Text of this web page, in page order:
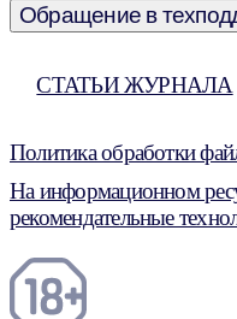
Обращение в
СТАТЬИ ЖУРНАЛА
Политика обработки
На информационном
рекомендательные